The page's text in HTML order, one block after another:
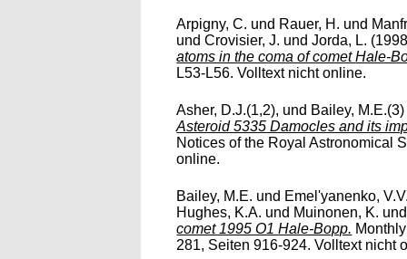
Arpigny, C. und Rauer, H. und
undCrovisier, J. undJorda, L.
atoms in the coma of comet Hale-
L53-L56. Volltext nicht online.
Asher, D.J.(1,2), und Bailey, M.E.(3)
Asteroid 5335 Damocles and its
Notices of the Royal Astronomical
online.
Bailey, M.E. und Emel'yanenko,
Hughes, K.A. und Muinonen, K.
comet 1995 O1 Hale-Bopp.
281, Seiten 916-924. Volltext nicht